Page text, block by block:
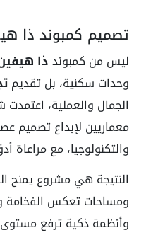
تصميم كمبوند ذا
ليس من كمبوندذا
وحدات سكنية، بل تقديم
الجمال والعملية،
معماريين لإبداع تصميم
والتكنولوجيا، مع مراعاة
النتيجة هي مشروع يمنح
ومساحات تعكس الفخامة
وأنظمة ذكية ترفع